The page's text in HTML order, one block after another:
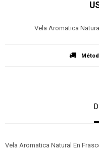
Vela Aromatica
Vela Aromatica Natural En